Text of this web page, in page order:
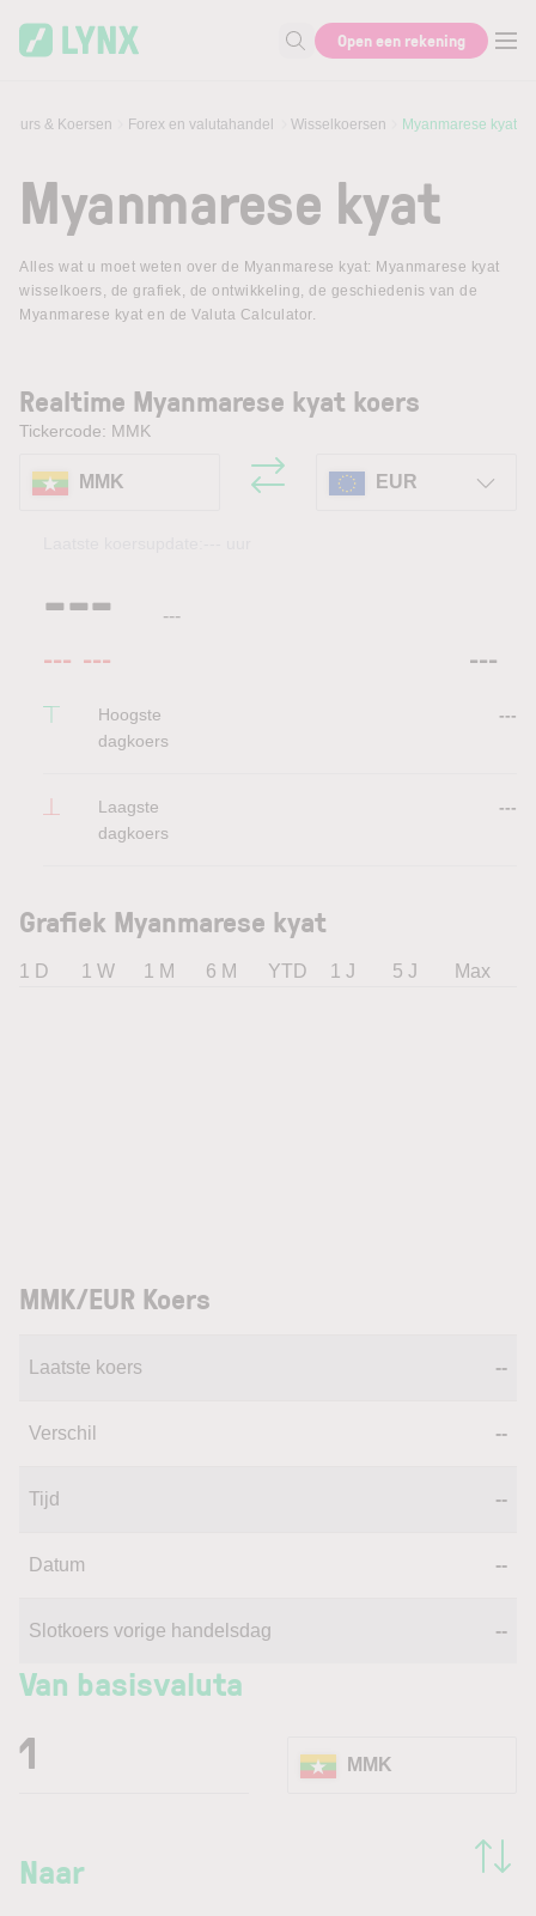
Zoek naar informatie
Open een rekening
Beurs & Koersen Forex en valutahandel Wisselkoersen Myanmarese kyat
Myanmarese kyat
Alles wat u moet weten over de Myanmarese kyat: Myanmarese kyat
wisselkoers, de grafiek, de ontwikkeling, de geschiedenis van de
Myanmarese kyat en de Valuta Calculator.
Realtime Myanmarese kyat koers
Tickercode: MMK
MMK EUR
--- ---
--- --- ---
Hoogste
dagkoers
---
Laagste
dagkoers
---
Grafiek Myanmarese kyat
1 D 1 W 1 M 6 M YTD 1 J 5 J Max
MMK/EUR Koers
Laatste koers --
Verschil --
Tijd --
Datum --
Slotkoers vorige handelsdag --
Van basisvaluta
Naar
MMK